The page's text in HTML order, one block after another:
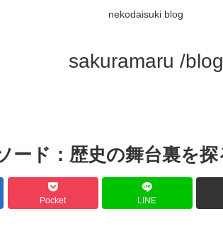
nekodaisuki blog
sakuramaru /blog
ード：歴史の舞台裏を探
Pocket LINE